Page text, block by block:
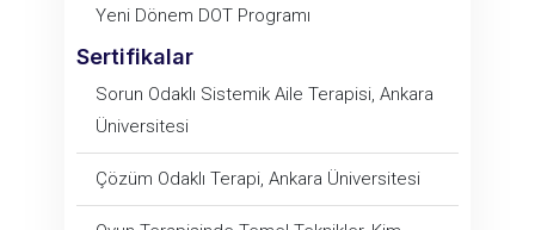
Yeni Dönem DOT Programı
Sertifikalar
Sorun Odaklı Sistemik Aile Terapisi, Ankara
Üniversitesi
Çözüm Odaklı Terapi, Ankara Üniversitesi